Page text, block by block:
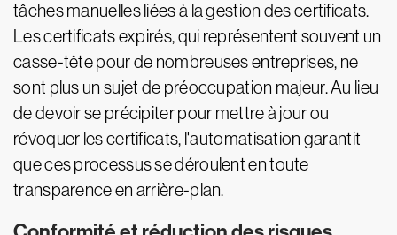
tâches manuelles liées à la gestion des certificats.
Les certificats expirés, qui représentent souvent un
casse-tête pour de nombreuses entreprises, ne
sont plus un sujet de préoccupation majeur. Au lieu
de devoir se précipiter pour mettre à jour ou
révoquer les certificats, l'automatisation garantit
que ces processus se déroulent en toute
transparence en arrière-plan.